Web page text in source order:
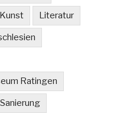
Kunst Literatur
Ratingen
Sanierung